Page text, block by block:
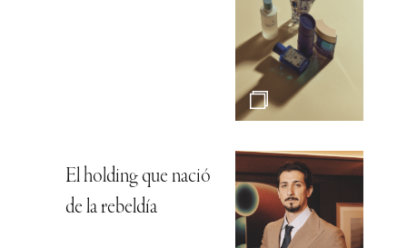
El holding que nació
de la rebeldía